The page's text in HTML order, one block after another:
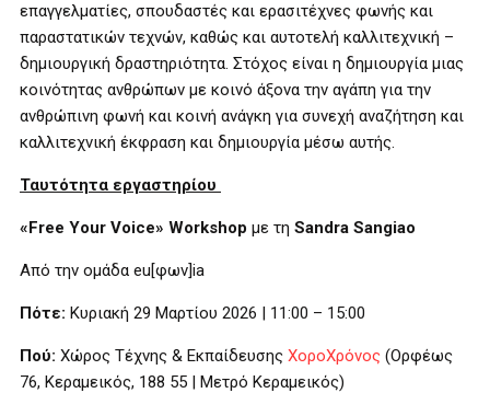
επαγγελματίες, σπουδαστές και ερασιτέχνες φωνής και
παραστατικών τεχνών, καθώς και αυτοτελή καλλιτεχνική –
δημιουργική δραστηριότητα. Στόχος είναι η δημιουργία μιας
κοινότητας ανθρώπων με κοινό άξονα την αγάπη για την
ανθρώπινη φωνή και κοινή ανάγκη για συνεχή αναζήτηση και
καλλιτεχνική έκφραση και δημιουργία μέσω αυτής.
Ταυτότητα εργαστηρίου
«Free Your Voice» Workshop με τη Sandra Sangiao
Από την ομάδα eu[φων]ia
Πότε: Κυριακή 29 Μαρτίου 2026 | 11:00 – 15:00
Πού: Χώρος Τέχνης & Εκπαίδευσης ΧοροΧρόνος (Ορφέως
76, Κεραμεικός, 188 55 | Μετρό Κεραμεικός)